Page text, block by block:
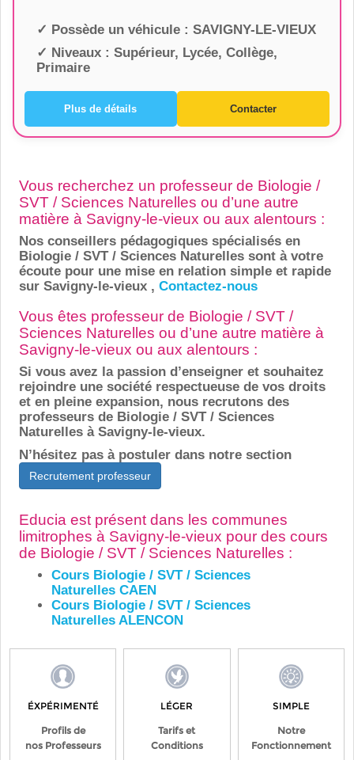
✓ Possède un véhicule : SAVIGNY-LE-VIEUX
✓ Niveaux : Supérieur, Lycée, Collège,
Primaire
Plus de détails Contacter
Vous recherchez un professeur de Biologie /
SVT / Sciences Naturelles ou d’une autre
matière à Savigny-le-vieux ou aux alentours :
Nos conseillers pédagogiques spécialisés en
Biologie / SVT / Sciences Naturelles sont à votre
écoute pour une mise en relation simple et rapide
sur Savigny-le-vieux , Contactez-nous
Vous êtes professeur de Biologie / SVT /
Sciences Naturelles ou d’une autre matière à
Savigny-le-vieux ou aux alentours :
Si vous avez la passion d’enseigner et souhaitez
rejoindre une société respectueuse de vos droits
et en pleine expansion, nous recrutons des
professeurs de Biologie / SVT / Sciences
Naturelles à Savigny-le-vieux.
N’hésitez pas à postuler dans notre section
Recrutement professeur
Educia est présent dans les communes
limitrophes à Savigny-le-vieux pour des cours
de Biologie / SVT / Sciences Naturelles :
Cours Biologie / SVT / Sciences
Naturelles CAEN
Cours Biologie / SVT / Sciences
Naturelles ALENCON
ÉXPÉRIMENTÉ
Profils de
nos Professeurs
LÉGER
Tarifs et
Conditions
SIMPLE
Notre
Fonctionnement